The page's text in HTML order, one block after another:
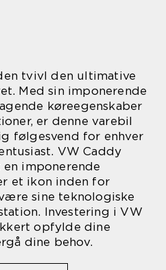
tvivl den ultimative
Med sin imponerende
køreegenskaber
er denne varebil
følgesvend for enhver
VW Caddy
en imponerende
et ikon inden for
sine teknologiske
Investering i VW
opfylde dine
dine behov.